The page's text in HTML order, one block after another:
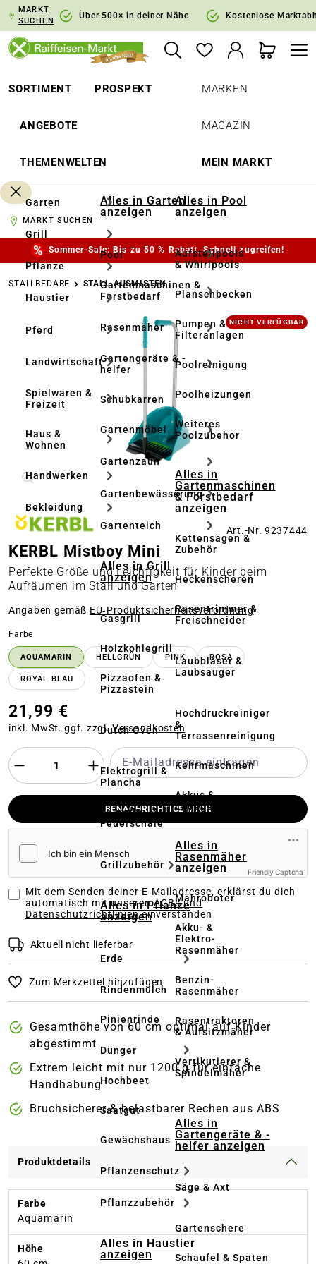
Zur Hauptnavigation springen
MARKT
SUCHEN
Über 500× in deiner Nähe Kostenlose
SORTIMENT PROSPEKT
ANGEBOTE
THEMENWELTEN
MARKEN
MAGAZIN
MEIN MARKT
Garten
Grill
Pflanze
Haustier
Pferd
Landwirtschaft
Spielwaren &
Freizeit
Haus &
Wohnen
Handwerken
Bekleidung
Alles in Garten
anzeigen
Pool
Gartenmaschinen &
Forstbedarf
Rasenmäher
Gartengeräte & -
helfer
Schubkarren
Gartenmöbel
Gartenzaun
Gartenbewässerung
Gartenteich
Alles in Grill
anzeigen
Gasgrill
Holzkohlegrill
Pizzaofen &
Pizzastein
Dutch Oven
Elektrogrill &
Plancha
Feuerstelle &
Feuerschale
Grillzubehör
Alles in Pflanze
anzeigen
Erde
Rindenmulch
Pinienrinde
Dünger
Hochbeet
Saatgut
Gewächshaus
Pflanzenschutz
Pflanzzubehör
Alles in Haustier
anzeigen
Alles in Pool
anzeigen
Aufstellpools
& Whirlpools
Planschbecken
Pumpen &
Filteranlagen
Poolreinigung
Poolheizungen
Weiteres
Poolzubehör
Alles in
Gartenmaschinen
& Forstbedarf
anzeigen
Kettensägen &
Zubehör
Heckenscheren
Rasentrimmer &
Freischneider
Laubbläser &
Laubsauger
Hochdruckreiniger
&
Terrassenreinigung
Kehrmaschinen
Akkus &
Ladegeräte
Alles in
Rasenmäher
anzeigen
Mähroboter
Akku- &
Elektro-
Rasenmäher
Benzin-
Rasenmäher
Rasentraktoren
& Aufsitzmäher
Vertikutierer &
Spindelmäher
Alles in
Gartengeräte & -
helfer anzeigen
Säge & Axt
Gartenschere
Schaufel & Spaten
MARKT SUCHEN
Sommer-Sale: Bis zu 50 % Rabatt. Schnell zugreifen!
STALLBEDARF STALL AUSMISTEN
Bildergalerie überspringen NICHT VERFÜGBAR
Art.-Nr. 9237444
KERBL Mistboy Mini
Perfekte Größe und Leichtigkeit für Kinder beim
Aufräumen im Stall und Garten
Angaben gemäß EU‑Produktsicherheitsverordnung
Farbe
AQUAMARIN HELLGRÜN PINK ROSA
ROYAL-BLAU
21,99 €
inkl. MwSt. ggf. zzgl.Versandkosten
BENACHRICHTIGE MICH
Friendly Captcha
Mit dem Senden deiner E-Mailadresse, erklärst du dich
automatisch mit unserenAGBs und
Datenschutzrichtlinieneinverstanden
Aktuell nicht lieferbar
Zum Merkzettel hinzufügen
Gesamthöhe von 60 cm optimal auf Kinder
abgestimmt
Extrem leicht mit nur 1200 g für einfache
Handhabung
Bruchsicherer & belastbarer Rechen aus ABS
Produktdetails
Farbe
Aquamarin
Höhe